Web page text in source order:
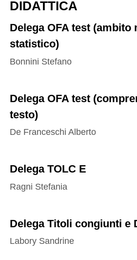
DIDATTICA
Delega OFA test (ambito
statistico)
Bonnini Stefano
Delega OFA test
testo)
De Franceschi Alberto
Delega TOLC E
Ragni Stefania
Delega Titoli congiunti e
Labory Sandrine